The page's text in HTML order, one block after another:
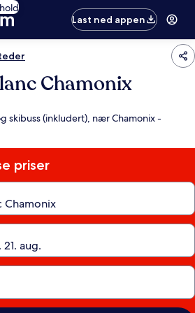
Last ned appen
Chamonix
skibuss (inkludert), nær Chamonix -
priser